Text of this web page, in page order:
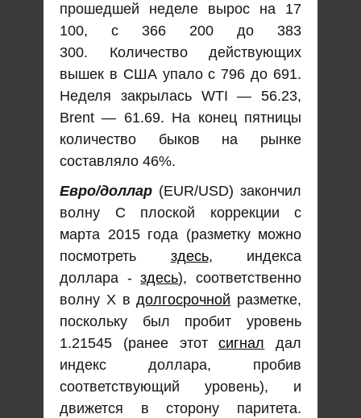
прошедшей неделе вырос на 17
100, с 366 200 до 383
300. Количество действующих
вышек в США упало с 796 до 691.
Неделя закрылась WTI — 56.23,
Brent — 61.69. На конец пятницы
количество быков на рынке
составляло 46%.
Евро/доллар (EUR/USD) закончил
волну С плоской коррекции с
марта 2015 года (разметку можно
посмотреть здесь, индекса
доллара -здесь), соответственно
волну Х вдолгосрочной разметке,
поскольку был пробит уровень
1.21545 (ранее этотсигнал дал
индекс доллара, пробив
соответствующий уровень), и
движется в сторону паритета.